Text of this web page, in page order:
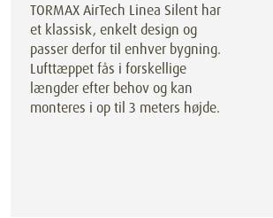
TORMAX AirTech Linea Silent har
et klassisk, enkelt design og
passer derfor til enhver bygning.
Lufttæppet fås i forskellige
længder efter behov og kan
monteres i op til 3 meters højde.